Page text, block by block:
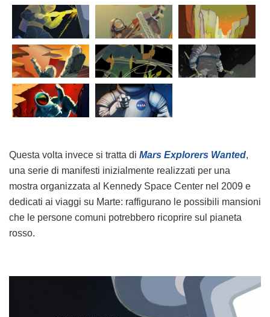
Questa volta invece si tratta di Mars Explorers Wanted,
una serie di manifesti inizialmente realizzati per una
mostra organizzata al Kennedy Space Center nel 2009 e
dedicati ai viaggi su Marte: raffigurano le possibili mansioni
che le persone comuni potrebbero ricoprire sul pianeta
rosso.